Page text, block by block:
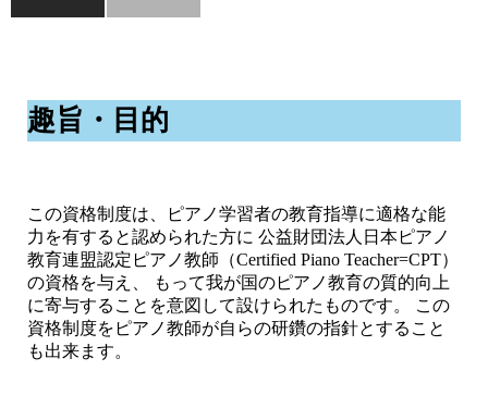
趣旨・目的
この資格制度は、ピアノ学習者の教育指導に適格な能
力を有すると認められた方に 公益財団法人日本ピアノ
教育連盟認定ピアノ教師（Certified Piano Teacher=CPT）
の資格を与え、 もって我が国のピアノ教育の質的向上
に寄与することを意図して設けられたものです。 この
資格制度をピアノ教師が自らの研鑽の指針とすること
も出来ます。